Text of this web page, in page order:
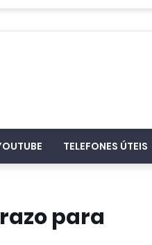
TELEFONES ÚTEIS
para